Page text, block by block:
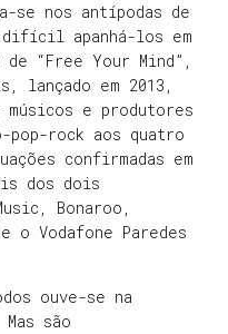
se nos antípodas de
difícil apanhá-los em
“Free Your Mind”,
lançado em 2013,
e produtores
rock aos quatro
confirmadas em
dos dois
Bonaroo,
o Vodafone Paredes
ouve-se na
são